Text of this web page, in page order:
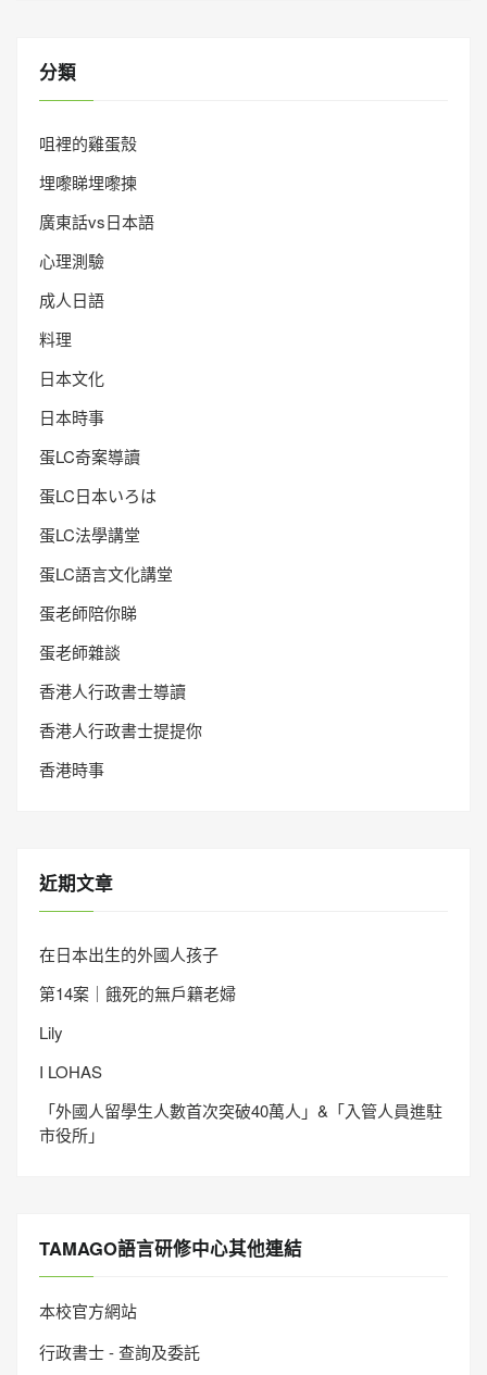
分類
咀裡的雞蛋殼
埋嚟睇埋嚟揀
廣東話vs日本語
心理測驗
成人日語
料理
日本文化
日本時事
蛋LC奇案導讀
蛋LC日本いろは
蛋LC法學講堂
蛋LC語言文化講堂
蛋老師陪你睇
蛋老師雜談
香港人行政書士導讀
香港人行政書士提提你
香港時事
近期文章
在日本出生的外國人孩子
第14案｜餓死的無戶籍老婦
Lily
I LOHAS
「外國人留學生人數首次突破40萬人」&「入管人員進駐
市役所」
TAMAGO語言研修中心其他連結
本校官方網站
行政書士 - 查詢及委託